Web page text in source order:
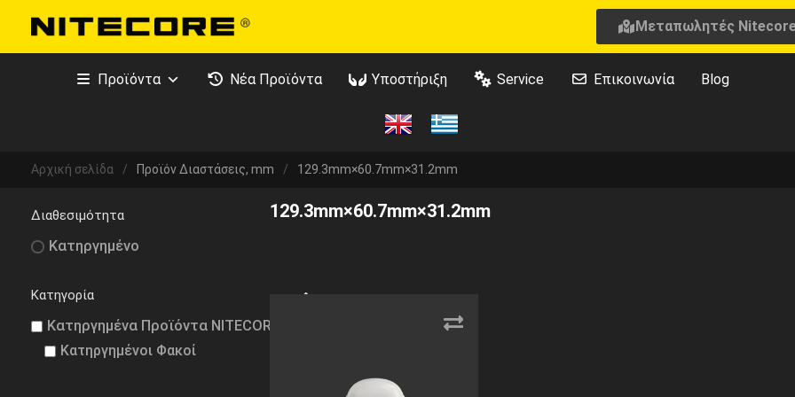
Μεταπωλητές
Προϊόντα Νέα Προϊόντα Υποστήριξη Service Επικοινωνία Blog
Αρχική σελίδα / Προϊόν Διαστάσεις, mm / 129.3mm×60.7mm×31.2mm
129.3mm×60.7mm×31.2mm
Διαθεσιμότητα
Κατηργημένο
Κατηγορία
Κατηργημένα Προϊόντα NITECORE
Κατηργημένοι Φακοί